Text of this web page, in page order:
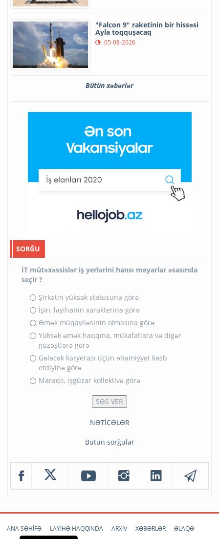
"Falcon 9" raketinin bir hissəsi
Ayla toqquşacaq
05-08-2026
Bütün xəbərlər
SORĞU
İT mütəxəssislər iş yerlərini hansı meyarlar əsasında
seçir ?
Şirkətin yüksək statusuna görə
İşin, layihənin xarakterinə görə
Əmək müqaviləsinin olmasına görə
Yüksək əmək haqqına, mükafatlara və digər
güzəştlərə görə
Gələcək karyerası üçün əhəmiyyət kəsb
etdiyinə görə
Maraqlı, işgüzar kollektivə görə
NƏTİCƏLƏR
Bütün sorğular
ANA SƏHİFƏ LAYİHƏ HAQQINDA ARXİV XƏBƏRLƏR ƏLAQƏ